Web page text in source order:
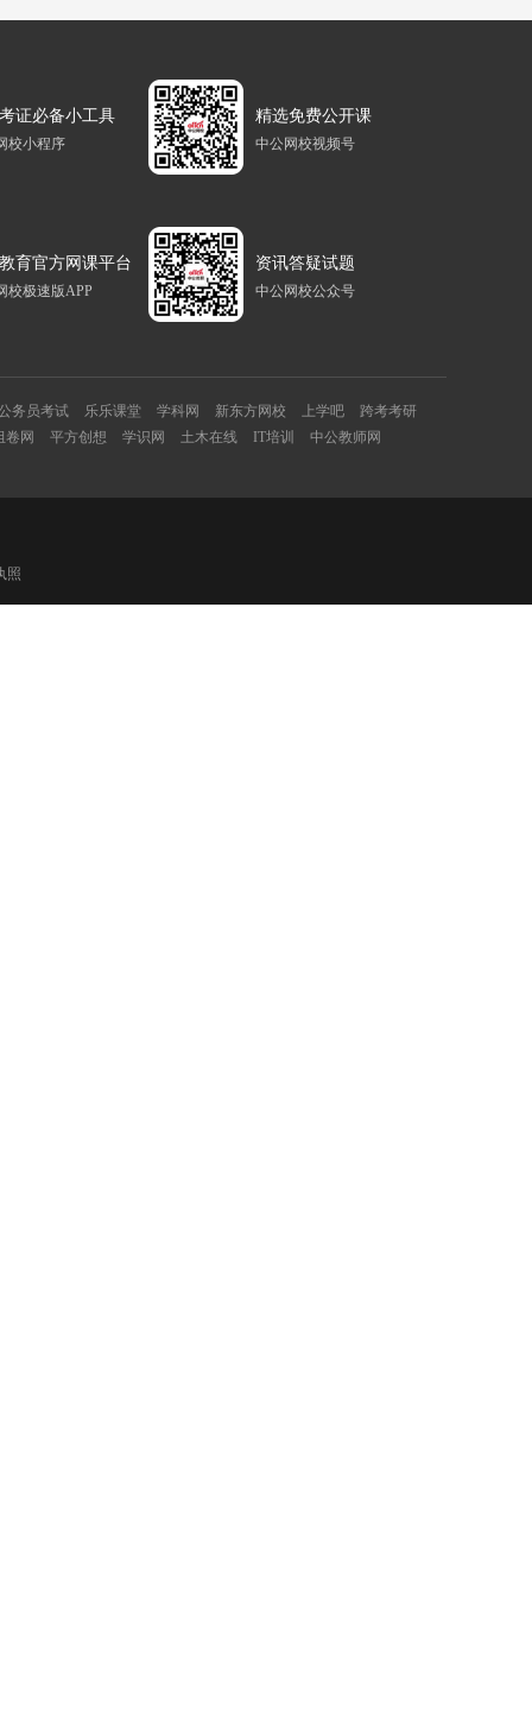
证必备小工具
校小程序
精选免费公开课
中公网校视频号
育官方网课平台
校极速版APP
资讯答疑试题
中公网校公众号
务员考试 乐乐课堂 学科网 新东方网校 上学吧
跨考考研
卷网
平方创想 学识网 土木在线 IT培训 中公教师网
照